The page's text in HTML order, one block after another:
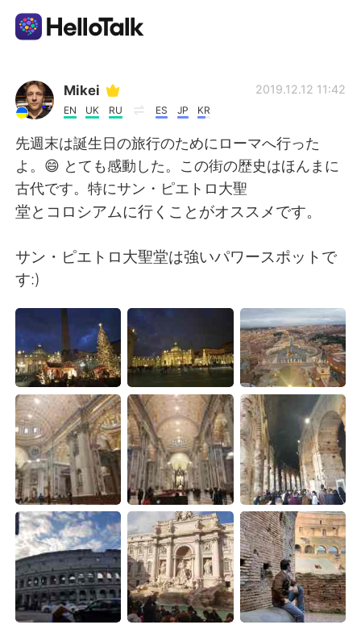
แอปแลกเปลี่ยนทางภาษา
AI Grammar Checker
ไทย
繁體中文
العربية
Deutsch 日本語
한국어 Русский
Indonesia Italiano
Türkçe Tiếng Việt
Português
Mikei
EN UK RU ES JP KR
2019.12.12 11:42
先週末は誕生日の旅行のためにローマへ行った
よ。😄 とても感動した。この街の歴史はほんまに
古代です。特にサン・ピエトロ大聖
堂とコロシアムに行くことがオススメです。
サン・ピエトロ大聖堂は強いパワースポットで
す:)